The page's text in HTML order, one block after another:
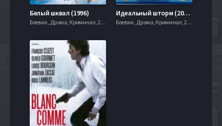
Белый шквал (1996)
Боевик , Драма, Криминал, 2013
Идеальный шторм (2000)
Боевик , Драма, Криминал, 2013